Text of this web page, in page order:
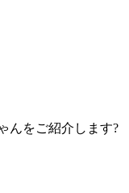
んをご紹介します?